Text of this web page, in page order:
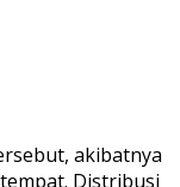
akibatnya
Distribusi